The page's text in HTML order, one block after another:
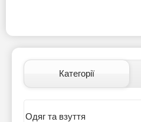
Категорії
Одяг та взуття